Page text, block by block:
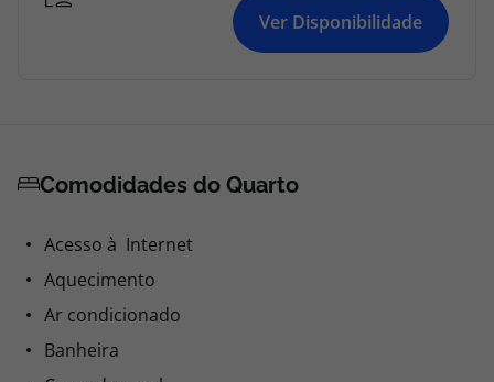
Ver Disponibilidade
Comodidades do Quarto
Acesso à Internet
Aquecimento
Ar condicionado
Banheira